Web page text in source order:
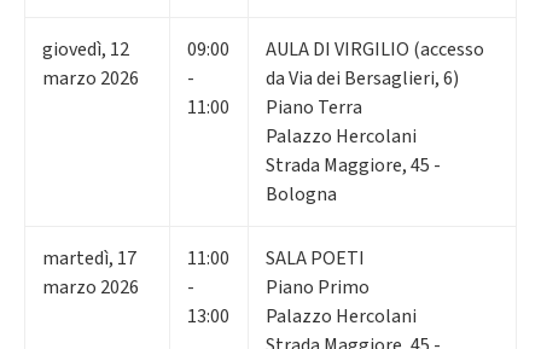
giovedì, 12
marzo 2026
09:00
-
11:00
AULA DI VIRGILIO (accesso
da Via dei Bersaglieri, 6)
Piano Terra
Palazzo Hercolani
Strada Maggiore, 45 -
Bologna
martedì, 17
marzo 2026
11:00
-
13:00
SALA POETI
Piano Primo
Palazzo Hercolani